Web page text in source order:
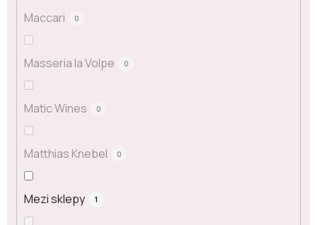
Maccari 0
Masseria la Volpe 0
Matic Wines 0
Matthias Knebel 0
Mezi sklepy 1